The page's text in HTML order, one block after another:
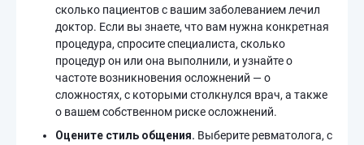
сколько пациентов с вашим заболеванием лечил
доктор. Если вы знаете, что вам нужна конкретная
процедура, спросите специалиста, сколько
процедур он или она выполнили, и узнайте о
частоте возникновения осложнений — о
сложностях, с которыми столкнулся врач, а также
о вашем собственном риске осложнений.
Оцените стиль общения. Выберите ревматолога, с